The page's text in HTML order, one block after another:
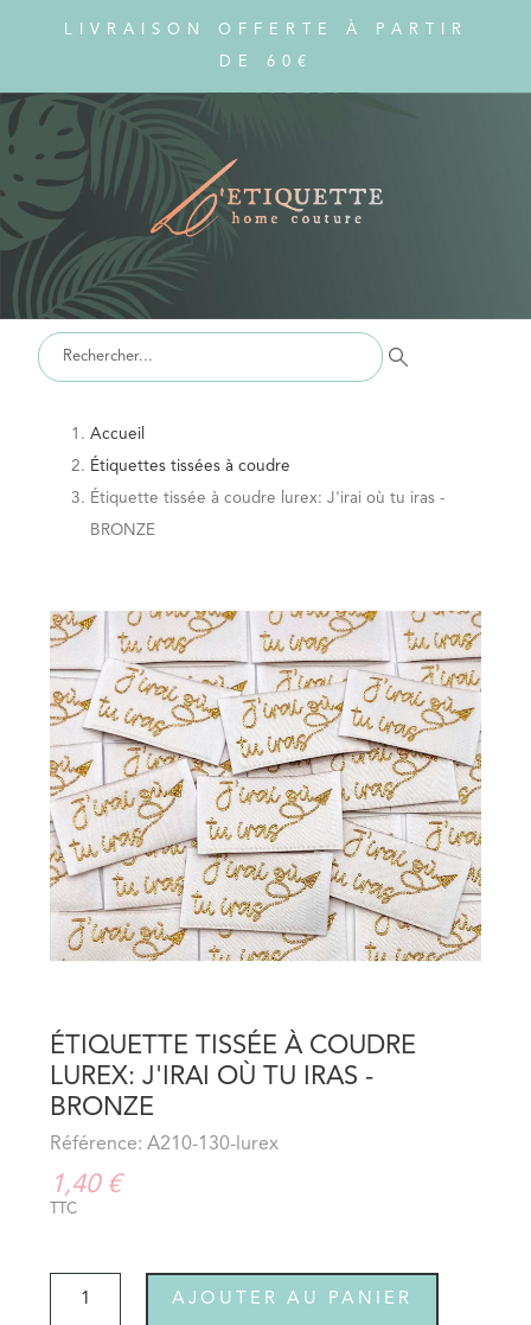
LIVRAISON OFFERTE À PARTIR
DE 60€
Accueil
Étiquettes tissées à coudre
Étiquette tissée à coudre lurex: J'irai où tu iras -
BRONZE
ÉTIQUETTE TISSÉE À COUDRE
LUREX: J'IRAI OÙ TU IRAS -
BRONZE
Référence: A210-130-lurex
1,40 €
TTC
AJOUTER AU PANIER